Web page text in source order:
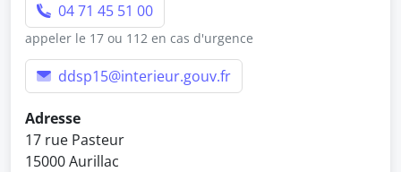
04 71 45 51 00
appeler le 17 ou 112 en cas d'urgence
ddsp15@interieur.gouv.fr
Adresse
17 rue Pasteur
15000 Aurillac